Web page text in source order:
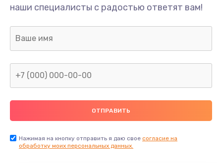
наши специалисты с радостью ответят вам!
Нажимая на кнопку отправить я даю свое согласие на
обработку моих персональных данных.